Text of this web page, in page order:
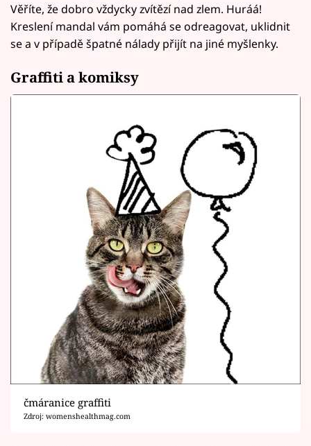
Věříte, že dobro vždycky zvítězí nad zlem. Huráá!
Kreslení mandal vám pomáhá se odreagovat, uklidnit
se a v případě špatné nálady přijít na jiné myšlenky.
Graffiti a komiksy
čmáranice graffiti
Zdroj: womenshealthmag.com